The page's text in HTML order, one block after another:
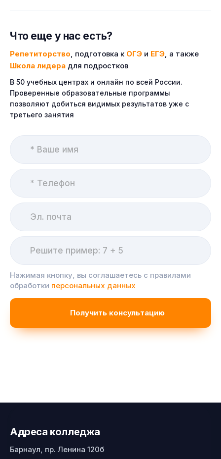
Адреса колледжа
Барнаул, пр. Ленина 120б
Что еще у нас есть?
Репетиторство, подготовка к ОГЭ и ЕГЭ, а также
Школа лидера для подростков
В 50 учебных центрах и онлайн по всей России.
Проверенные образовательные программы
позволяют добиться видимых результатов уже с
третьего занятия
Нажимая кнопку, вы соглашаетесь с правилами
обработки персональных данных